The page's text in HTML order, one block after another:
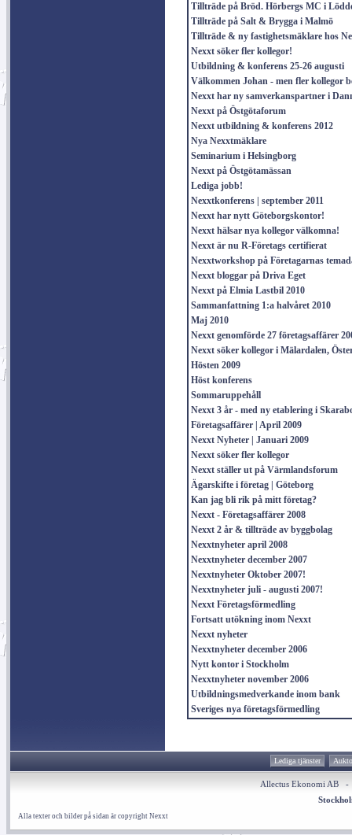
Tillträde på Bröd. Hörbergs MC i
Tillträde på Salt & Brygga i Malmö
Tillträde & ny fastighetsmäklare hos
Nexxt söker fler kollegor!
Utbildning & konferens 25-26 augusti
Välkommen Johan - men fler kollegor
Nexxt har ny samverkanspartner i
Nexxt på Östgötaforum
Nexxt utbildning & konferens 2012
Nya Nexxtmäklare
Seminarium i Helsingborg
Nexxt på Östgötamässan
Lediga jobb!
Nexxtkonferens | september 2011
Nexxt har nytt Göteborgskontor!
Nexxt hälsar nya kollegor välkomna!
Nexxt är nu R-Företags certifierat
Nexxtworkshop på Företagarnas
Nexxt bloggar på Driva Eget
Nexxt på Elmia Lastbil 2010
Sammanfattning 1:a halvåret 2010
Maj 2010
Nexxt genomförde 27 företagsaffärer
Nexxt söker kollegor i Mälardalen,
Hösten 2009
Höst konferens
Sommaruppehåll
Nexxt 3 år - med ny etablering i
Företagsaffärer | April 2009
Nexxt Nyheter | Januari 2009
Nexxt söker fler kollegor
Nexxt ställer ut på Värmlandsforum
Ägarskifte i företag | Göteborg
Kan jag bli rik på mitt företag?
Nexxt - Företagsaffärer 2008
Nexxt 2 år & tillträde av byggbolag
Nexxtnyheter april 2008
Nexxtnyheter december 2007
Nexxtnyheter Oktober 2007!
Nexxtnyheter juli - augusti 2007!
Nexxt Företagsförmedling
Fortsatt utökning inom Nexxt
Nexxt nyheter
Nexxtnyheter december 2006
Nytt kontor i Stockholm
Nexxtnyheter november 2006
Utbildningsmedverkande inom bank
Sveriges nya företagsförmedling
Lediga tjänster
Allectus Ekonomi
Alla texter och bilder på sidan är copyright Nexxt